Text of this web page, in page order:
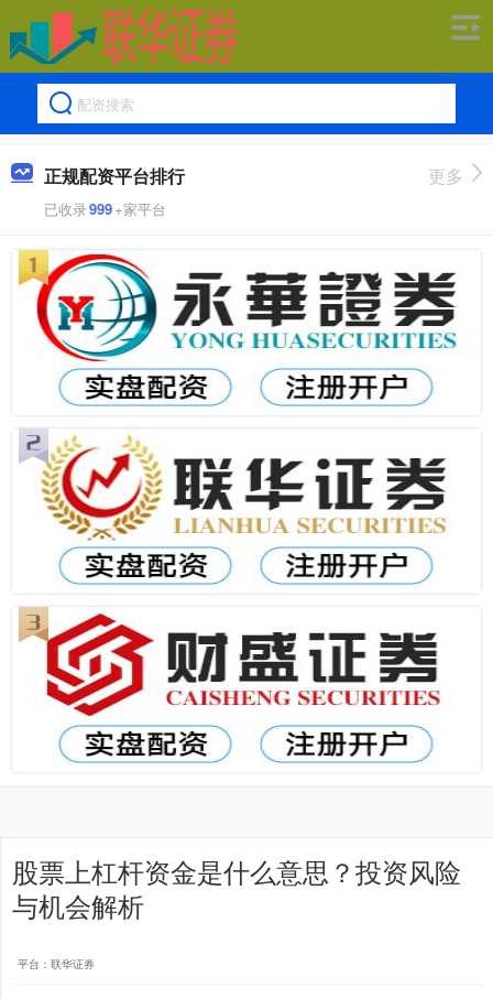
正规配资平台排行
已收录999+家平台
更多
股票上杠杆资金是什么意思？投资风险
与机会解析
平台：联华证券